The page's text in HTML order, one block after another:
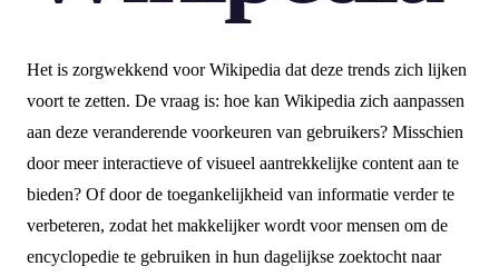
Het is zorgwekkend voor Wikipedia dat deze trends zich lijken
voort te zetten. De vraag is: hoe kan Wikipedia zich aanpassen
aan deze veranderende voorkeuren van gebruikers? Misschien
door meer interactieve of visueel aantrekkelijke content aan te
bieden? Of door de toegankelijkheid van informatie verder te
verbeteren, zodat het makkelijker wordt voor mensen om de
encyclopedie te gebruiken in hun dagelijkse zoektocht naar